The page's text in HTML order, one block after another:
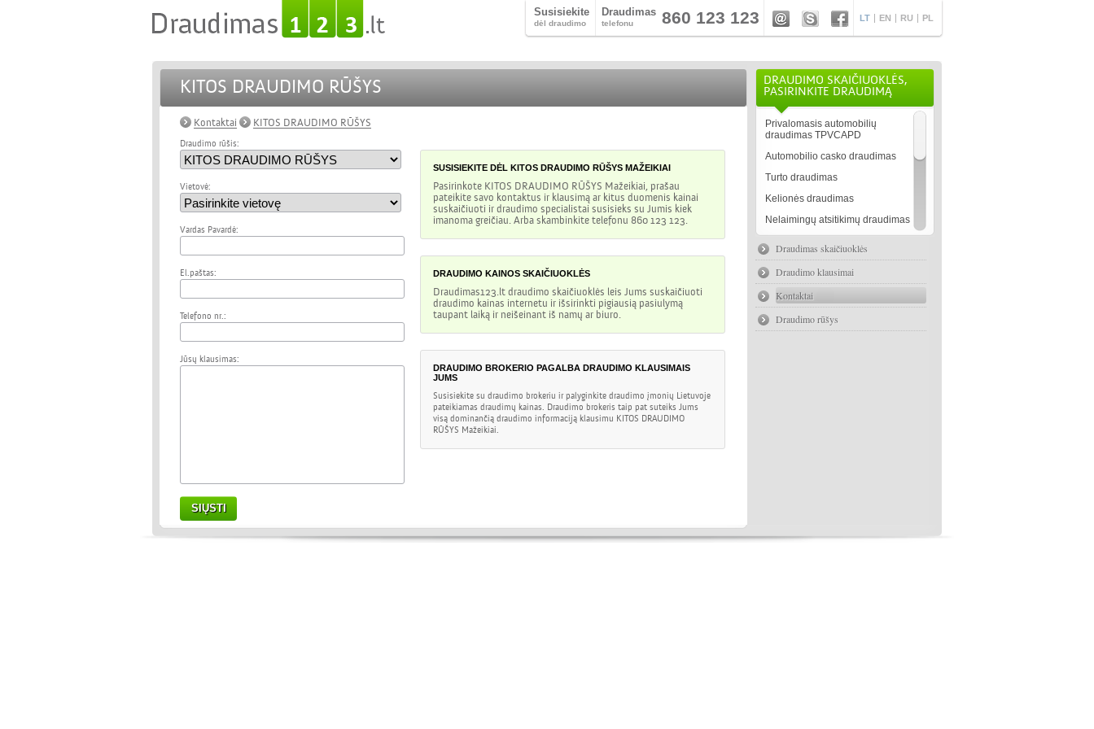
Susisiekite
dėl draudimo
Draudimas
telefonu 860 123 123 LT EN RU PL
KITOS DRAUDIMO RŪŠYS
Kontaktai KITOS DRAUDIMO RŪŠYS
Draudimo rūšis:
Vietovė:
Vardas Pavardė:
El.paštas:
Telefono nr.:
Jūsų klausimas:
SUSISIEKITE DĖL KITOS DRAUDIMO RŪŠYS MAŽEIKIAI
Pasirinkote KITOS DRAUDIMO RŪŠYS Mažeikiai, prašau
pateikite savo kontaktus ir klausimą ar kitus duomenis kainai
suskaičiuoti ir draudimo specialistai susisieks su Jumis kiek
imanoma greičiau. Arba skambinkite telefonu 860 123 123.
DRAUDIMO KAINOS SKAIČIUOKLĖS
Draudimas123.lt draudimo skaičiuoklės leis Jums suskaičiuoti
draudimo kainas internetu ir išsirinkti pigiausią pasiulymą
taupant laiką ir neišeinant iš namų ar biuro.
DRAUDIMO BROKERIO PAGALBA DRAUDIMO KLAUSIMAIS
JUMS
Susisiekite su draudimo brokeriu ir palyginkite draudimo įmonių Lietuvoje
pateikiamas draudimų kainas. Draudimo brokeris taip pat suteiks Jums
visą dominančią draudimo informaciją klausimu KITOS DRAUDIMO
RŪŠYS Mažeikiai.
DRAUDIMO SKAIČIUOKLĖS,
PASIRINKITE DRAUDIMĄ
Privalomasis automobilių
draudimas TPVCAPD
Automobilio casko draudimas
Turto draudimas
Kelionės draudimas
Nelaimingų atsitikimų draudimas
Juridinių asmenų draudimas
Gyvybės draudimas
Kitos draudimo paslaugos
Draudimas skaičiuoklės
Draudimo klausimai
Kontaktai
Draudimo rūšys